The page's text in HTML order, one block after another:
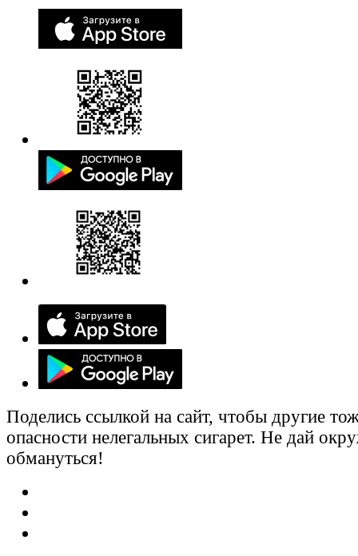
Поделись ссылкой на сайт, чтобы другие
опасности нелегальных сигарет. Не дай
обмануться!